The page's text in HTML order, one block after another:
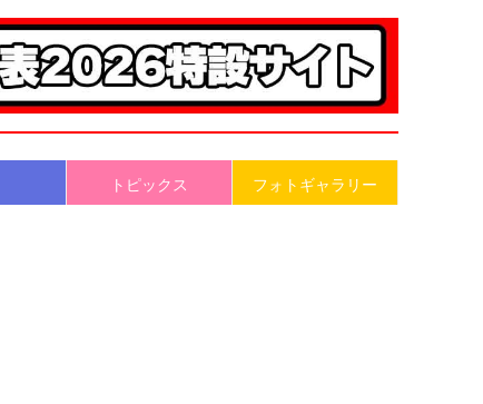
トピックス フォトギャラリー